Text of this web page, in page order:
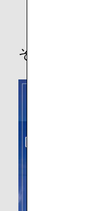
韓国への渡
その他関連